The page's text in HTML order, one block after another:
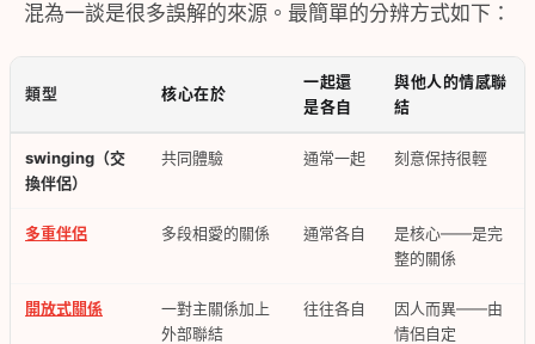
混為一談是很多誤解的來源。最簡單的分辨方式如下：
類型 核心在於
一起還
是各自
與他人的情感聯
結
swinging（交
換伴侶）
共同體驗 通常一起 刻意保持很輕
多重伴侶 多段相愛的關係 通常各自
是核心——是完
整的關係
開放式關係
一對主關係加上
外部聯結
往往各自
因人而異——由
情侶自定